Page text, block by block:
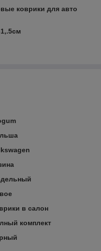
коврики для авто
в салон
комплект